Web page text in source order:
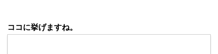
ココに挙げますね。